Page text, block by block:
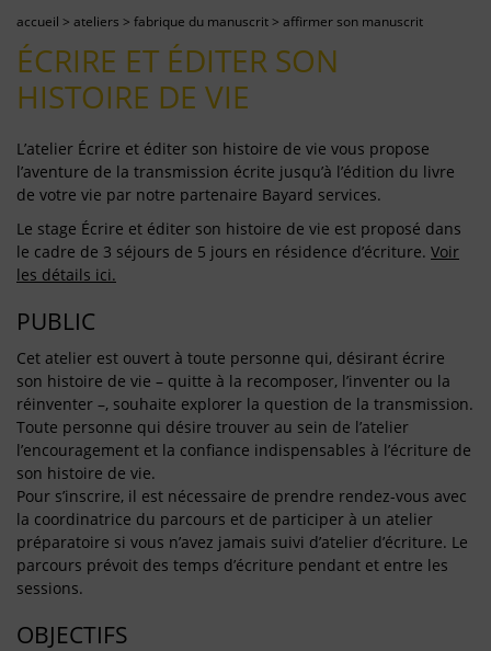
accueil > ateliers > fabrique du manuscrit> affirmer son manuscrit
ÉCRIRE ET ÉDITER SON
HISTOIRE DE VIE
L’atelier Écrire et éditer son histoire de vie vous propose
l’aventure de la transmission écrite jusqu’à l’édition du livre
de votre vie par notre partenaire Bayard services.
Le stage Écrire et éditer son histoire de vie est proposé dans
le cadre de 3 séjours de 5 jours en résidence d’écriture. Voir
les détails ici.
PUBLIC
Cet atelier est ouvert à toute personne qui, désirant écrire
son histoire de vie – quitte à la recomposer, l’inventer ou la
réinventer –, souhaite explorer la question de la transmission.
Toute personne qui désire trouver au sein de l’atelier
l’encouragement et la confiance indispensables à l’écriture de
son histoire de vie.
Pour s’inscrire, il est nécessaire de prendre rendez-vous avec
la coordinatrice du parcours et de participer à un atelier
préparatoire si vous n’avez jamais suivi d’atelier d’écriture. Le
parcours prévoit des temps d’écriture pendant et entre les
sessions.
OBJECTIFS